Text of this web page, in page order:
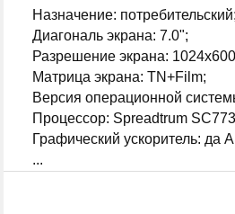
Назначение: потребительский;
Диагональ экрана: 7.0";
Разрешение экрана:
Матрица экрана: TN+Film;
Версия операционной
Процессор: Spreadtrum
Графический ускоритель: да
...